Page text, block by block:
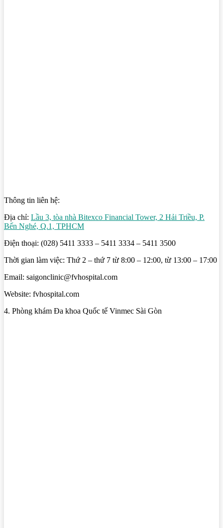
Thông tin liên hệ:
Địa chỉ: Lầu 3, tòa nhà Bitexco Financial Tower, 2 Hải Triều, P.
Bến Nghé, Q.1, TPHCM
Điện thoại: (028) 5411 3333 – 5411 3334 – 5411 3500
Thời gian làm việc: Thứ 2 – thứ 7 từ 8:00 – 12:00, từ 13:00 – 17:00
Email: saigonclinic@fvhospital.com
Website: fvhospital.com
4. Phòng khám Đa khoa Quốc tế Vinmec Sài Gòn